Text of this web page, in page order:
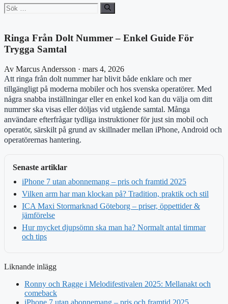
Sök
efter:
Ringa Från Dolt Nummer – Enkel Guide För
Trygga Samtal
Av Marcus Andersson · mars 4, 2026
Att ringa från dolt nummer har blivit både enklare och mer
tillgängligt på moderna mobiler och hos svenska operatörer. Med
några snabba inställningar eller en enkel kod kan du välja om ditt
nummer ska visas eller döljas vid utgående samtal. Många
användare efterfrågar tydliga instruktioner för just sin mobil och
operatör, särskilt på grund av skillnader mellan iPhone, Android och
operatörernas hantering.
Senaste artiklar
iPhone 7 utan abonnemang – pris och framtid 2025
Vilken arm har man klockan på? Tradition, praktik och stil
ICA Maxi Stormarknad Göteborg – priser, öppettider &
jämförelse
Hur mycket djupsömn ska man ha? Normalt antal timmar
och tips
Liknande inlägg
Ronny och Ragge i Melodifestivalen 2025: Mellanakt och
comeback
iPhone 7 utan abonnemang – pris och framtid 2025